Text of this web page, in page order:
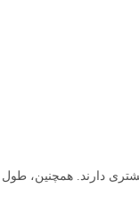
دارند. همچنین،